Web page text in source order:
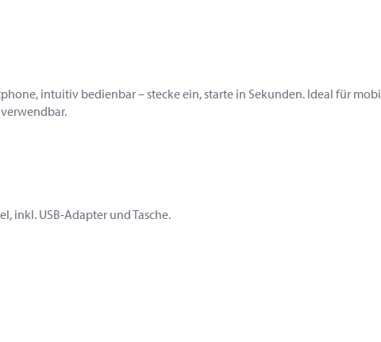
intuitiv bedienbar – stecke ein, starte in Sekunden. Ideal für
inkl. USB-Adapter und Tasche.